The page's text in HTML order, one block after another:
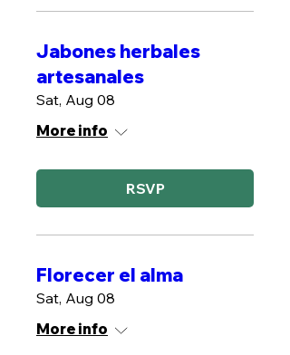
Jabones herbales
artesanales
Sat, Aug 08
More info
RSVP
Florecer el alma
Sat, Aug 08
More info